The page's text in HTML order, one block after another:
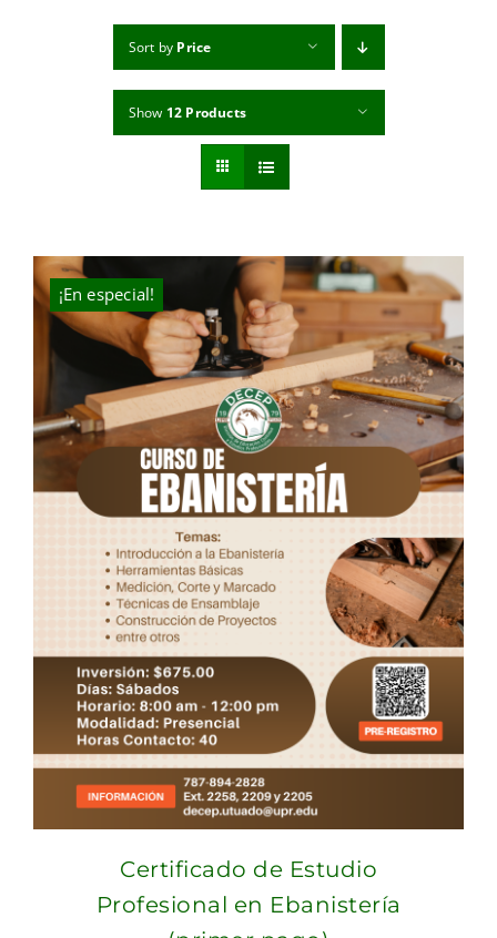
Sort by Price
Show 12 Products
¡En especial!
Certificado de Estudio
Profesional en Ebanistería